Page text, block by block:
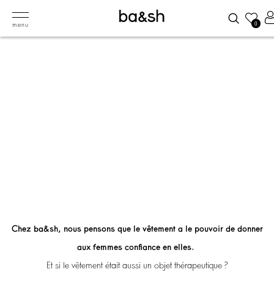
menu 0
Chez ba&sh, nous pensons que le vêtement a le pouvoir de donner
aux femmes confiance en elles.
Et si le vêtement était aussi un objet thérapeutique ?